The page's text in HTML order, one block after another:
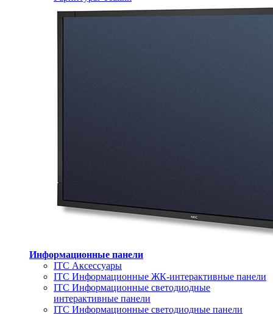
Информационные панели
ITC Аксессуары
ITC Информационные ЖК-интерактивные панели
ITC Информационные светодиодные
интерактивные панели
ITC Информационные светодиодные панели